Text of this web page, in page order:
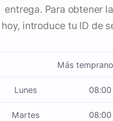
entrega. Para obtener
hoy, introduce tu ID de
Más
Lunes 08:00
Martes 08:00